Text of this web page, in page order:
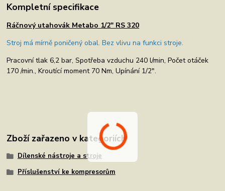
Kompletní specifikace
Ráčnový utahovák Metabo 1/2" RS 320
Stroj má mírně poničený obal. Bez vlivu na funkci stroje.
Pracovní tlak 6,2 bar, Spotřeba vzduchu 240 l/min, Počet otáček
170 /min., Kroutící moment 70 Nm, Upínání 1/2".
Zboží zařazeno v kategoriích
Dílenské nástroje a stroje
Příslušenství ke kompresorům